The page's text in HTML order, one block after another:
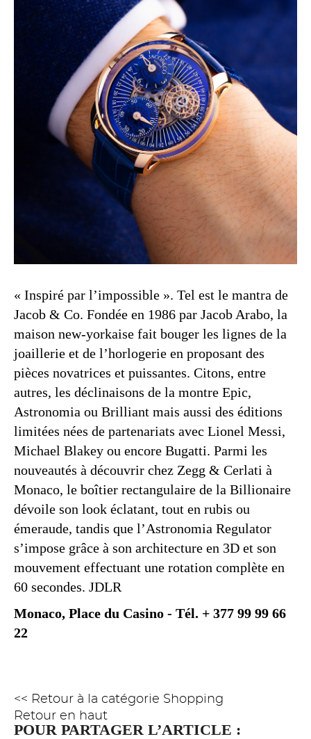
« Inspiré par l’impossible ». Tel est le mantra de
Jacob & Co. Fondée en 1986 par Jacob Arabo, la
maison new-yorkaise fait bouger les lignes de la
joaillerie et de l’horlogerie en proposant des
pièces novatrices et puissantes. Citons, entre
autres, les déclinaisons de la montre Epic,
Astronomia ou Brilliant mais aussi des éditions
limitées nées de partenariats avec Lionel Messi,
Michael Blakey ou encore Bugatti. Parmi les
nouveautés à découvrir chez Zegg & Cerlati à
Monaco, le boîtier rectangulaire de la Billionaire
dévoile son look éclatant, tout en rubis ou
émeraude, tandis que l’Astronomia Regulator
s’impose grâce à son architecture en 3D et son
mouvement effectuant une rotation complète en
60 secondes. JDLR
Monaco, Place du Casino - Tél. + 377 99 99 66
22
<< Retour à la catégorie Shopping
Retour en haut
POUR PARTAGER L’ARTICLE :